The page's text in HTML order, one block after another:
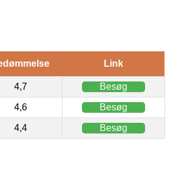
Link
4,7 Besøg
4,6 Besøg
4,4 Besøg